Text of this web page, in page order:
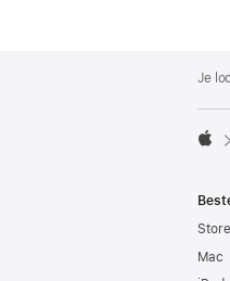
Je
Store
Mac